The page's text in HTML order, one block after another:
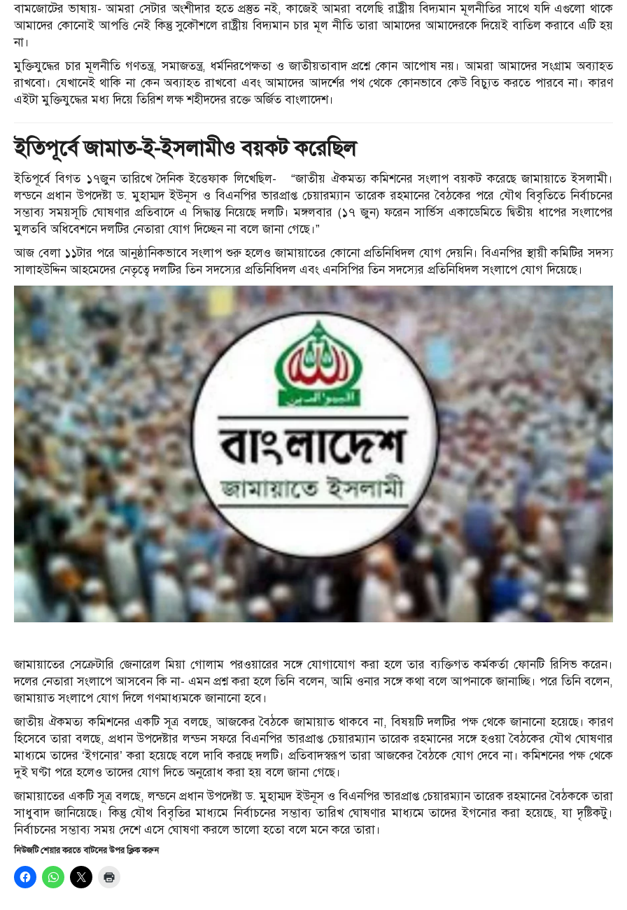
বামজোটের ভাষায়- আমরা সেটার অংশীদার হতে প্রস্তুত নই, কাজেই আমরা বলেছি রাষ্ট্রীয় বিদ্যমান মূলনীতির সাথে যদি এগুলো থাকে
আমাদের কোনোই আপত্তি নেই কিন্তু সুকৌশলে রাষ্ট্রীয় বিদ্যমান চার মূল নীতি তারা আমাদের আমাদেরকে দিয়েই বাতিল করাবে এটি হয়
না।
মুক্তিযুদ্ধের চার মূলনীতি গণতন্ত্র, সমাজতন্ত্র, ধর্মনিরপেক্ষতা ও জাতীয়তাবাদ প্রশ্নে কোন আপোষ নয়। আমরা আমাদের সংগ্রাম অব্যাহত
রাখবো। যেখানেই থাকি না কেন অব্যাহত রাখবো এবং আমাদের আদর্শের পথ থেকে কোনভাবে কেউ বিচ্যুত করতে পারবে না। কারণ
এইটা মুক্তিযুদ্ধের মধ্য দিয়ে তিরিশ লক্ষ শহীদদের রক্তে অর্জিত বাংলাদেশ।
ইতিপূর্বে জামাত-ই-ইসলামীও বয়কট করেছিল
ইতিপূর্বে বিগত ১৭জুন তারিখে দৈনিক ইত্তেফাক লিখেছিল- “জাতীয় ঐকমত্য কমিশনের সংলাপ বয়কট করেছে জামায়াতে ইসলামী।
লন্ডনে প্রধান উপদেষ্টা ড. মুহাম্মদ ইউনূস ও বিএনপির ভারপ্রাপ্ত চেয়ারম্যান তারেক রহমানের বৈঠকের পরে যৌথ বিবৃতিতে নির্বাচনের
সম্ভাব্য সময়সূচি ঘোষণার প্রতিবাদে এ সিদ্ধান্ত নিয়েছে দলটি। মঙ্গলবার (১৭ জুন) ফরেন সার্ভিস একাডেমিতে দ্বিতীয় ধাপের সংলাপের
মুলতবি অধিবেশনে দলটির নেতারা যোগ দিচ্ছেন না বলে জানা গেছে।”
আজ বেলা ১১টার পরে আনুষ্ঠানিকভাবে সংলাপ শুরু হলেও জামায়াতের কোনো প্রতিনিধিদল যোগ দেয়নি। বিএনপির স্থায়ী কমিটির সদস্য
সালাহউদ্দিন আহমেদের নেতৃত্বে দলটির তিন সদস্যের প্রতিনিধিদল এবং এনসিপির তিন সদস্যের প্রতিনিধিদল সংলাপে যোগ দিয়েছে।
জামায়াতের সেক্রেটারি জেনারেল মিয়া গোলাম পরওয়ারের সঙ্গে যোগাযোগ করা হলে তার ব্যক্তিগত কর্মকর্তা ফোনটি রিসিভ করেন।
দলের নেতারা সংলাপে আসবেন কি না- এমন প্রশ্ন করা হলে তিনি বলেন, আমি ওনার সঙ্গে কথা বলে আপনাকে জানাচ্ছি। পরে তিনি বলেন,
জামায়াত সংলাপে যোগ দিলে গণমাধ্যমকে জানানো হবে।
জাতীয় ঐকমত্য কমিশনের একটি সূত্র বলছে, আজকের বৈঠকে জামায়াত থাকবে না, বিষয়টি দলটির পক্ষ থেকে জানানো হয়েছে। কারণ
হিসেবে তারা বলছে, প্রধান উপদেষ্টার লন্ডন সফরে বিএনপির ভারপ্রাপ্ত চেয়ারম্যান তারেক রহমানের সঙ্গে হওয়া বৈঠকের যৌথ ঘোষণার
মাধ্যমে তাদের ‘ইগনোর’ করা হয়েছে বলে দাবি করছে দলটি। প্রতিবাদস্বরূপ তারা আজকের বৈঠকে যোগ দেবে না। কমিশনের পক্ষ থেকে
দুই ঘণ্টা পরে হলেও তাদের যোগ দিতে অনুরোধ করা হয় বলে জানা গেছে।
জামায়াতের একটি সূত্র বলছে, লন্ডনে প্রধান উপদেষ্টা ড. মুহাম্মদ ইউনূস ও বিএনপির ভারপ্রাপ্ত চেয়ারম্যান তারেক রহমানের বৈঠককে তারা
সাধুবাদ জানিয়েছে। কিন্তু যৌথ বিবৃতির মাধ্যমে নির্বাচনের সম্ভাব্য তারিখ ঘোষণার মাধ্যমে তাদের ইগনোর করা হয়েছে, যা দৃষ্টিকটু।
নির্বাচনের সম্ভাব্য সময় দেশে এসে ঘোষণা করলে ভালো হতো বলে মনে করে তারা।
নিউজটি শেয়ার করতে বাটনের উপর ক্লিক করুন